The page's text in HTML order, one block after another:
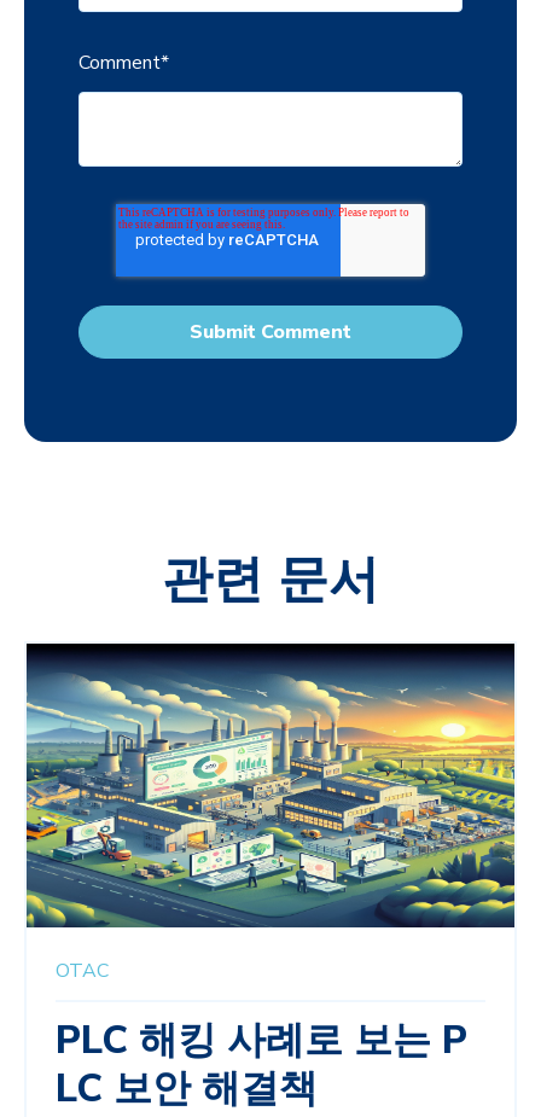
Comment*
관련 문서
OTAC
PLC 해킹 사례로 보는 P
LC 보안 해결책